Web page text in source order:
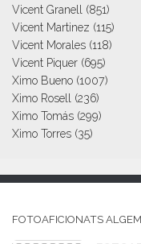
Vicent Granell
(851)
Vicent Martinez (115)
Vicent Morales (118)
Vicent Piquer (695)
Ximo Bueno (1007)
Ximo Rosell
(236)
Ximo Tomás (299)
Ximo Torres (35)
FOTOAFICIONATS